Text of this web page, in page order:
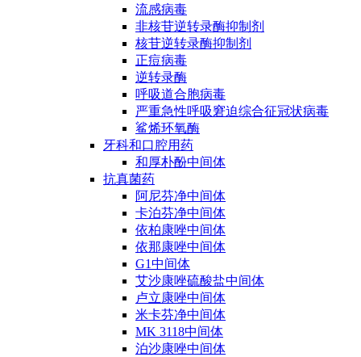
流感病毒
非核苷逆转录酶抑制剂
核苷逆转录酶抑制剂
正痘病毒
逆转录酶
呼吸道合胞病毒
严重急性呼吸窘迫综合征冠状病毒
鲨烯环氧酶
牙科和口腔用药
和厚朴酚中间体
抗真菌药
阿尼芬净中间体
卡泊芬净中间体
依柏康唑中间体
依那康唑中间体
G1中间体
艾沙康唑硫酸盐中间体
卢立康唑中间体
米卡芬净中间体
MK 3118中间体
泊沙康唑中间体